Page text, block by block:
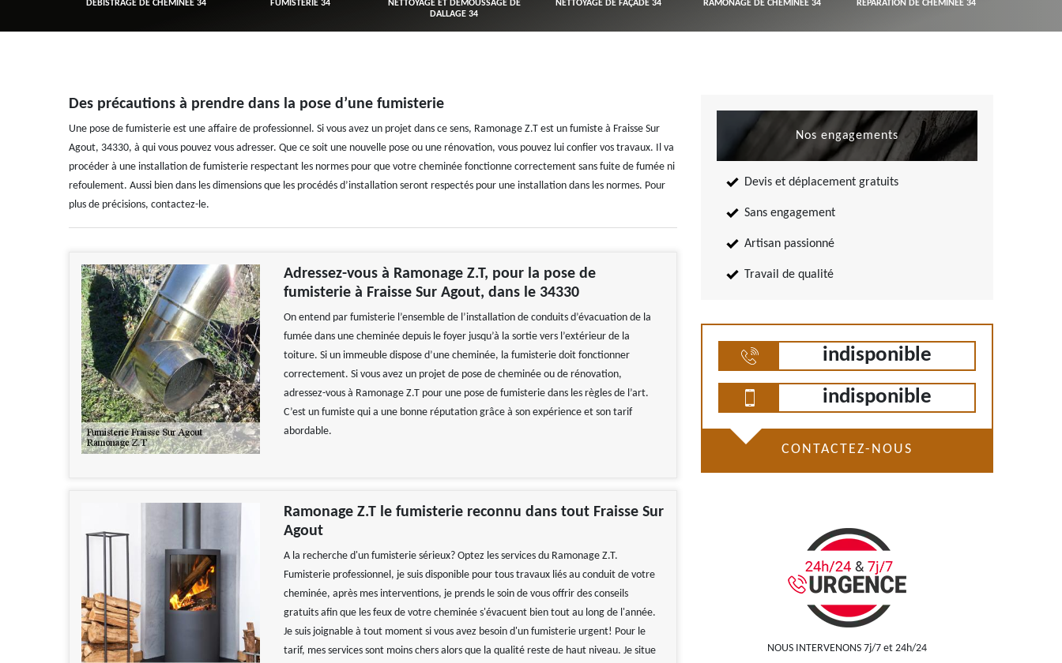
DÉBISTRAGE DE CHEMINÉE 34 FUMISTERIE 34
NETTOYAGE ET DÉMOUSSAGE DE
DALLAGE 34
NETTOYAGE DE FAÇADE 34 RAMONAGE DE CHEMINÉE 34 RÉPARATION DE CHEMINÉE 34
Des précautions à prendre dans la pose d’une fumisterie
Une pose de fumisterie est une affaire de professionnel. Si vous avez un projet dans ce sens, Ramonage Z.T est un fumiste à Fraisse Sur
Agout, 34330, à qui vous pouvez vous adresser. Que ce soit une nouvelle pose ou une rénovation, vous pouvez lui confier vos travaux. Il va
procéder à une installation de fumisterie respectant les normes pour que votre cheminée fonctionne correctement sans fuite de fumée ni
refoulement. Aussi bien dans les dimensions que les procédés d’installation seront respectés pour une installation dans les normes. Pour
plus de précisions, contactez-le.
Adressez-vous à Ramonage Z.T, pour la pose de
fumisterie à Fraisse Sur Agout, dans le 34330
On entend par fumisterie l’ensemble de l’installation de conduits d’évacuation de la
fumée dans une cheminée depuis le foyer jusqu’à la sortie vers l’extérieur de la
toiture. Si un immeuble dispose d’une cheminée, la fumisterie doit fonctionner
correctement. Si vous avez un projet de pose de cheminée ou de rénovation,
adressez-vous à Ramonage Z.T pour une pose de fumisterie dans les règles de l’art.
C’est un fumiste qui a une bonne réputation grâce à son expérience et son tarif
abordable.
Ramonage Z.T le fumisterie reconnu dans tout Fraisse Sur
Agout
A la recherche d'un fumisterie sérieux? Optez les services du Ramonage Z.T.
Fumisterie professionnel, je suis disponible pour tous travaux liés au conduit de votre
cheminée, après mes interventions, je prends le soin de vous offrir des conseils
gratuits afin que les feux de votre cheminée s'évacuent bien tout au long de l'année.
Je suis joignable à tout moment si vous avez besoin d'un fumisterie urgent! Pour le
tarif, mes services sont moins chers alors que la qualité reste de haut niveau. Je situe
Nos engagements
Devis et déplacement gratuits
Sans engagement
Artisan passionné
Travail de qualité
indisponible
indisponible
CONTACTEZ-NOUS
NOUS INTERVENONS 7j/7 et 24h/24